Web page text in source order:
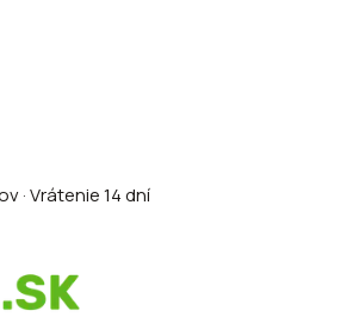
· Vrátenie 14 dní